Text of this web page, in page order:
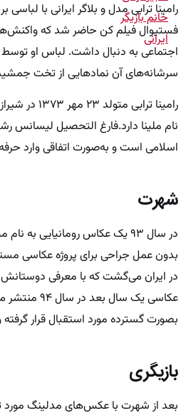
رامینا ترابی مدل و بلاگر ایرانی با
فستیوال فیلم کن حاضر شد که
اجتماعی به دنبال داشت. لباس او توسط
سرشانه‌های آن نمادهایی از تخت
رامینا
نام ملینا دارد.فارغ التحصیل لیسانس
اسلامی است و به‌صورت اتفاقی وارد
شهرت
در سال ۹۳ یک عکاس رومانیایی به
بدون عمل جراحی برای پروژه عکاسی
در ایران می‌گشت که با معرفی دوستانش
عکاسی یک
بصورت گسترده مورد استقبال قرار
بازیگری
بعد از شهرت با عکس‌های مدلینگ مورد